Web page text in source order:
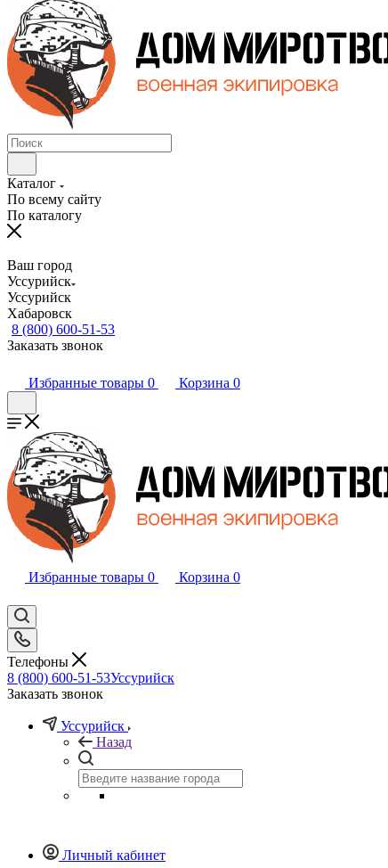
Каталог
По всему сайту
По каталогу
Ваш город
Уссурийск
Уссурийск
Хабаровск
8 (800) 600-51-53
Заказать звонок
Избранные товары 0 Корзина 0
Избранные товары 0 Корзина 0
Телефоны
8 (800) 600-51-53Уссурийск
Заказать звонок
Уссурийск
Назад
Личный кабинет